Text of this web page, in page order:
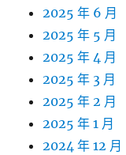
2025 年 6 月
2025 年 5 月
2025 年 4 月
2025 年 3 月
2025 年 2 月
2025 年 1 月
2024 年 12 月